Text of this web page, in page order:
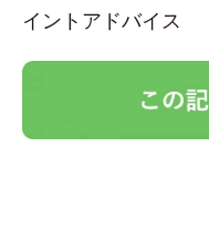
イントアドバイス